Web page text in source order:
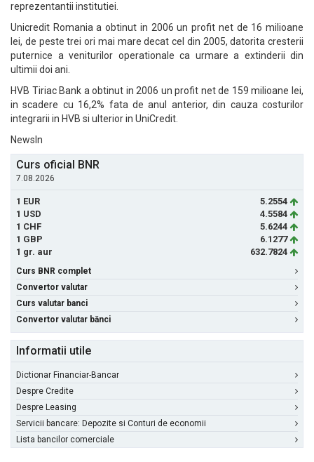
reprezentantii institutiei.
Unicredit Romania a obtinut in 2006 un profit net de 16 milioane
lei, de peste trei ori mai mare decat cel din 2005, datorita cresterii
puternice a veniturilor operationale ca urmare a extinderii din
ultimii doi ani.
HVB Tiriac Bank a obtinut in 2006 un profit net de 159 milioane lei,
in scadere cu 16,2% fata de anul anterior, din cauza costurilor
integrarii in HVB si ulterior in UniCredit.
NewsIn
Curs oficial BNR
7.08.2026
1 EUR
5.2554
1 USD
4.5584
1 CHF
5.6244
1 GBP
6.1277
1 gr. aur
632.7824
Curs BNR complet
Convertor valutar
Curs valutar banci
Convertor valutar bănci
Informatii utile
Dictionar Financiar-Bancar
Despre Credite
Despre Leasing
Servicii bancare: Depozite si Conturi de economii
Lista bancilor comerciale